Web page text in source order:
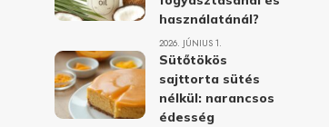
használatánál?
2026. JÚNIUS 1.
Sütőtökös
sajttorta sütés
nélkül: narancsos
édesség